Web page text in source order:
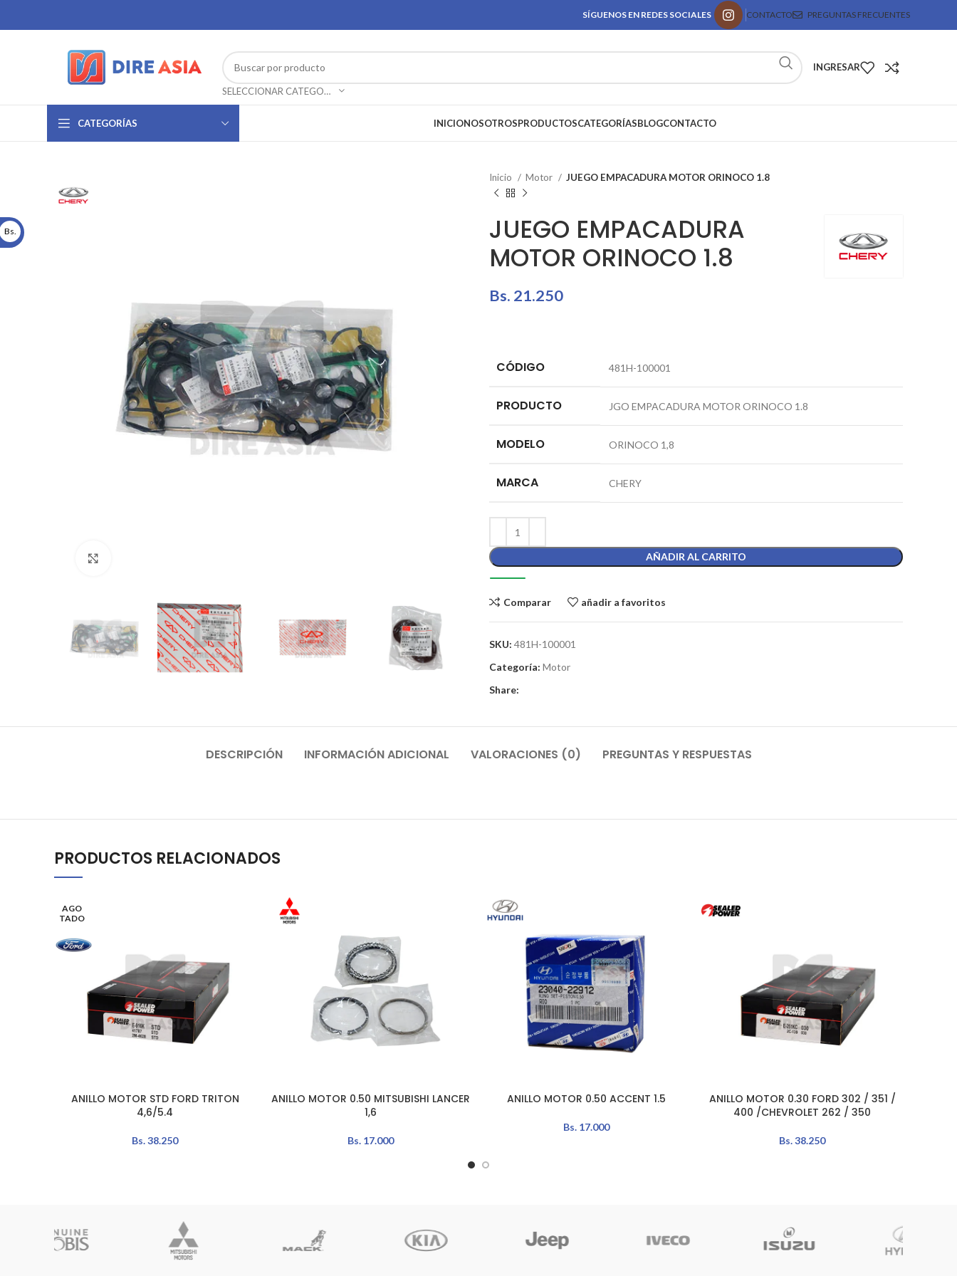
SÍGUENOS EN REDES SOCIALES CONTACTO PREGUNTAS FRECUENTES
SELECCIONAR CATEGORÍA
INGRESAR
CATEGORÍAS INICIONOSOTROSPRODUCTOSCATEGORÍASBLOGCONTACTO
Inicio Motor JUEGO EMPACADURA MOTOR ORINOCO 1.8
JUEGO EMPACADURA
MOTOR ORINOCO 1.8
Bs. 21.250
CÓDIGO 481H-100001
PRODUCTO JGO EMPACADURA MOTOR ORINOCO 1.8
MODELO ORINOCO 1,8
MARCA CHERY
AÑADIR AL CARRITO
Comparar añadir a favoritos
SKU: 481H-100001
Categoría: Motor
Share:
DESCRIPCIÓN INFORMACIÓN ADICIONAL VALORACIONES (0) PREGUNTAS Y RESPUESTAS
PRODUCTOS RELACIONADOS
AGO
TADO
LEER MÁS
ANILLO MOTOR STD FORD TRITON
4,6/5.4
Bs.38.250
AÑADIR AL CARRITO
ANILLO MOTOR 0.50 MITSUBISHI LANCER
1,6
Bs. 17.000
AÑADIR AL CARRITO
ANILLO MOTOR 0.50 ACCENT 1.5
Bs. 17.000
AÑADIR AL CARRITO
ANILLO MOTOR 0.30 FORD 302 / 351 /
400 /CHEVROLET 262 / 350
Bs.38.250
Bs.